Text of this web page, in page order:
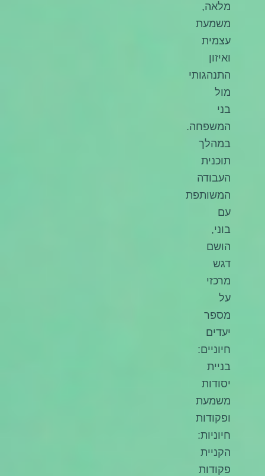
מלאה,
משמעת
עצמית
ואיזון
התנהגותי
מול
בני
המשפחה.
במהלך
תוכנית
העבודה
המשותפת
עם
בוני,
הושם
דגש
מרכזי
על
מספר
יעדים
חיוניים:
בניית
יסודות
משמעת
ופקודות
חיוניות:
הקניית
פקודות